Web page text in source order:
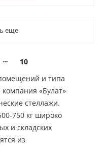
еще
10
и типа
«Булат»
стеллажи.
750 кг широко
и складских
из